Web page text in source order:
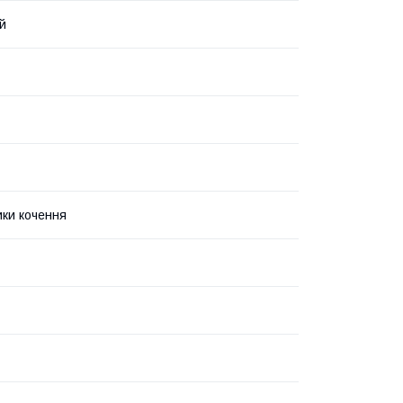
кочення